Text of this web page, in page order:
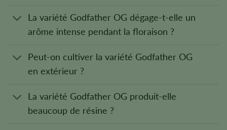
La variété Godfather OG dégage-t-elle un
arôme intense pendant la floraison ?
Peut-on cultiver la variété Godfather OG
en extérieur ?
La variété Godfather OG produit-elle
beaucoup de résine ?